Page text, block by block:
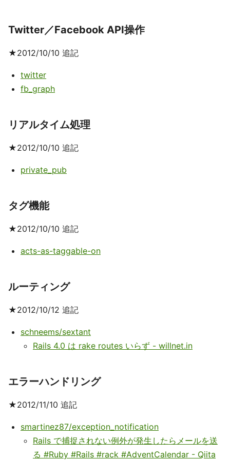
Twitter／Facebook API操作
★2012/10/10 追記
twitter
fb_graph
リアルタイム処理
★2012/10/10 追記
private_pub
タグ機能
★2012/10/10 追記
acts-as-taggable-on
ルーティング
★2012/10/12 追記
schneems/sextant
Rails 4.0 は rake routes いらず - willnet.in
エラーハンドリング
★2012/11/10 追記
smartinez87/exception_notification
Rails で捕捉されない例外が発生したらメールを送
る #Ruby #Rails #rack #AdventCalendar - Qiita